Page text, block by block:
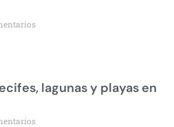
lagunas y playas en